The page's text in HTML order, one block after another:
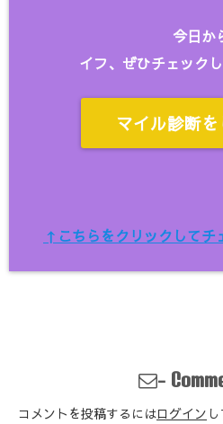
今日か
イフ、ぜひチェック
マイル診断
↑こちらをクリックして
-
コメントを投稿するにはログイン